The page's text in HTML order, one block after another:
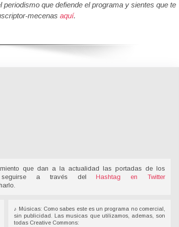
que defiende el programa y sientes que te
mecenas aquí.
que dan a la actualidad las portadas de los
seguirse a través delHashtag en Twitter
♪ Músicas: Como sabes este es un programa no comercial,
sin publicidad. Las musicas que utilizamos, ademas, son
todas Creative Commons: